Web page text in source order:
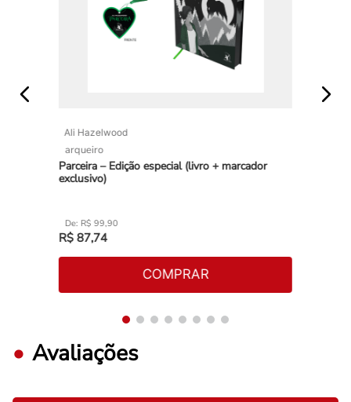
Ali Hazelwood
arqueiro
Parceira – Edição especial (livro + marcador
exclusivo)
R$ 99,90
R$ 87,74
COMPRAR
Avaliações